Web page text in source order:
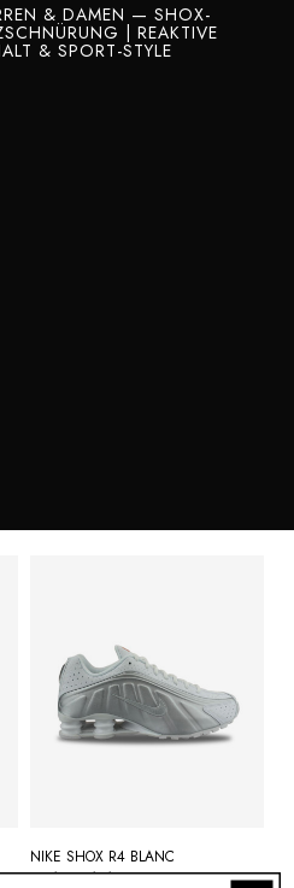
& DAMEN — SHOX-
| REAKTIVE
& SPORT-STYLE
NIKE SHOX R4 BLANC
HQ1988-101